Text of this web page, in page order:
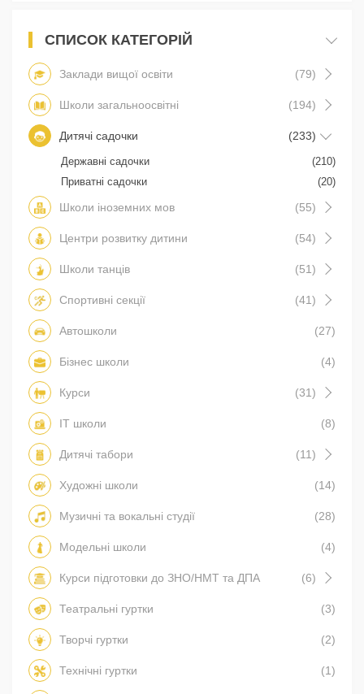
СПИСОК КАТЕГОРІЙ
Заклади вищої освіти (79)
Школи загальноосвітні (194)
Дитячі садочки (233)
Державні садочки
(210)
Приватні садочки
(20)
Школи іноземних мов (55)
Центри розвитку дитини (54)
Школи танців (51)
Спортивні секції (41)
Автошколи (27)
Бізнес школи (4)
Курси (31)
IT школи (8)
Дитячі табори (11)
Художні школи (14)
Музичні та вокальні студії (28)
Модельні школи (4)
Курси підготовки до ЗНО/НМТ та ДПА (6)
Театральні гуртки (3)
Творчі гуртки (2)
Технічні гуртки (1)